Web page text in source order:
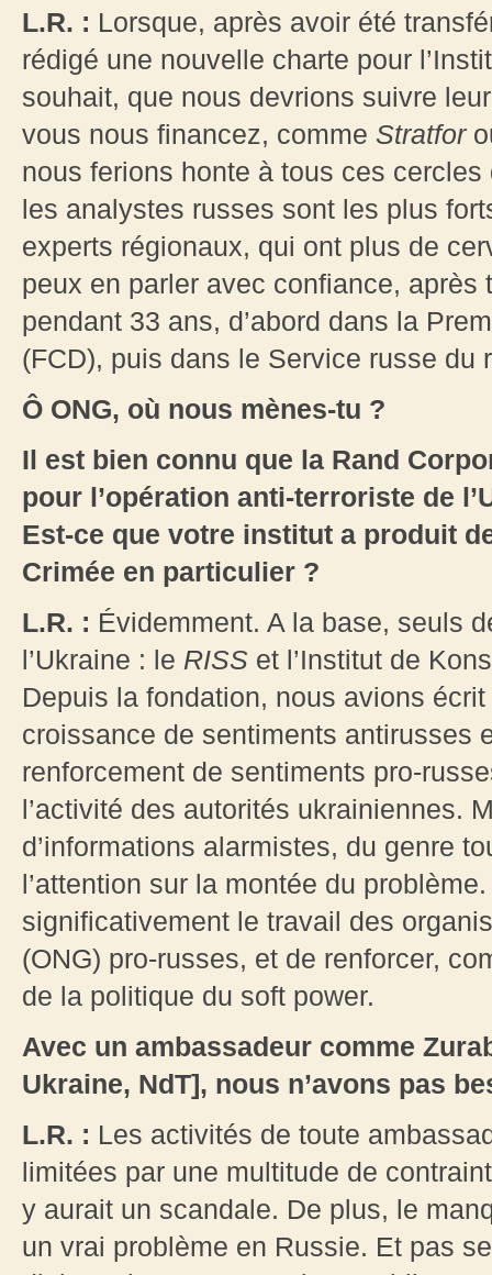
L.R. : Lorsque, après avoir été
rédigé une nouvelle charte pour
souhait, que nous devrions suivre
vous nous financez, comme Stratfor
nous ferions honte à tous ces
les analystes russes sont les plus
experts régionaux, qui ont plus de
peux en parler avec confiance, après
pendant 33 ans, d’abord dans la
(FCD), puis dans le Service russe du
Ô ONG, où nous mènes-tu ?
Il est bien connu que la Rand
pour l’opération anti-terroriste de
Est-ce que votre institut a produit
Crimée en particulier ?
L.R. : Évidemment. A la base, seuls
l’Ukraine : le RISS et l’Institut de
Depuis la fondation, nous avions
croissance de sentiments antirusses
renforcement de sentiments pro-
l’activité des autorités ukrainiennes.
d’informations alarmistes, du genre
l’attention sur la montée du
significativement le travail des
(ONG) pro-russes, et de renforcer,
de la politique du soft power.
Avec un ambassadeur comme
Ukraine, NdT], nous n’avons pas
L.R. : Les activités de toute
limitées par une multitude de
y aurait un scandale. De plus, le
un vrai problème en Russie. Et pas